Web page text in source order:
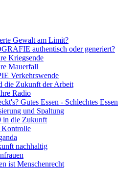
Gewalt am Limit?
authentisch oder generiert?
Kriegsende
Mauerfall
Verkehrswende
die Zukunft der Arbeit
Radio
Gutes Essen - Schlechtes Essen
und Spaltung
in die Zukunft
Kontrolle
nachhaltig
ist Menschenrecht